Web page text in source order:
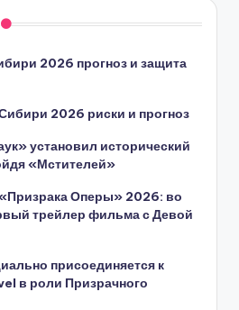
2026 прогноз и защита
2026 риски и прогноз
установил исторический
«Мстителей»
Оперы» 2026: во
трейлер фильма с Девой
присоединяется к
в роли Призрачного